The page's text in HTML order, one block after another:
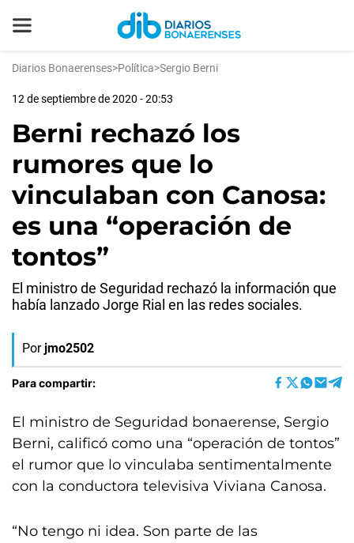
Diarios Bonaerenses>Política>Sergio Berni
12 de septiembre de 2020 - 20:53
Berni rechazó los
rumores que lo
vinculaban con Canosa:
es una “operación de
tontos”
El ministro de Seguridad rechazó la información que
había lanzado Jorge Rial en las redes sociales.
Por jmo2502
Para compartir:
El ministro de Seguridad bonaerense, Sergio
Berni, calificó como una “operación de tontos”
el rumor que lo vinculaba sentimentalmente
con la conductora televisiva Viviana Canosa.
“No tengo ni idea. Son parte de las